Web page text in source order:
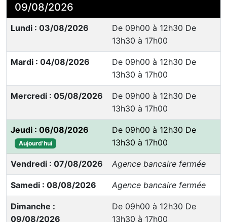
09/08/2026
Lundi : 03/08/2026
De 09h00 à 12h30 De
13h30 à 17h00
Mardi : 04/08/2026
De 09h00 à 12h30 De
13h30 à 17h00
Mercredi : 05/08/2026
De 09h00 à 12h30 De
13h30 à 17h00
Jeudi : 06/08/2026
Aujourd'hui
De 09h00 à 12h30 De
13h30 à 17h00
Vendredi : 07/08/2026 Agence bancaire fermée
Samedi : 08/08/2026 Agence bancaire fermée
Dimanche :
09/08/2026
De 09h00 à 12h30 De
13h30 à 17h00